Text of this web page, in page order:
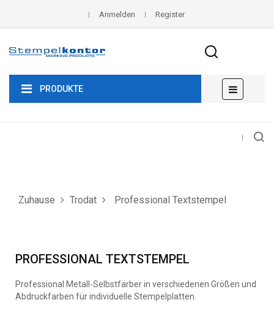
Anmelden Register
PRODUKTE
der
☰
Zuhause Trodat Professional Textstempel
PROFESSIONAL TEXTSTEMPEL
Professional Metall-Selbstfärber in verschiedenen Größen und
Abdruckfarben für individuelle Stempelplatten.